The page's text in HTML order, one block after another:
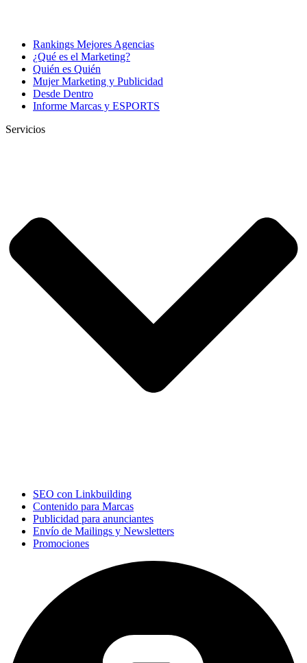
Rankings Mejores Agencias
¿Qué es el Marketing?
Quién es Quién
Mujer Marketing y Publicidad
Desde Dentro
Informe Marcas y ESPORTS
Servicios
SEO con Linkbuilding
Contenido para Marcas
Publicidad para anunciantes
Envío de Mailings y Newsletters
Promociones